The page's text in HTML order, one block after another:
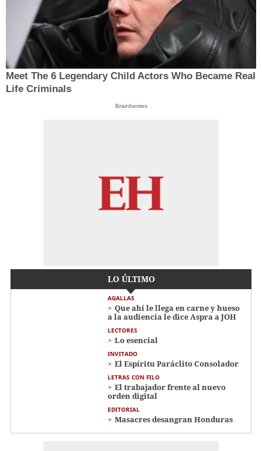
Meet The 6 Legendary Child Actors Who Became Real
Life Criminals
Brainberries
LO ÚLTIMO
AGALLAS
Que ahí le llega en carne y hueso
a la audiencia le dice Aspra a JOH
LECTORES
Lo esencial
INVITADO
El Espíritu Paráclito Consolador
LETRAS CON FILO
El trabajador frente al nuevo
orden digital
EDITORIAL
Masacres desangran Honduras